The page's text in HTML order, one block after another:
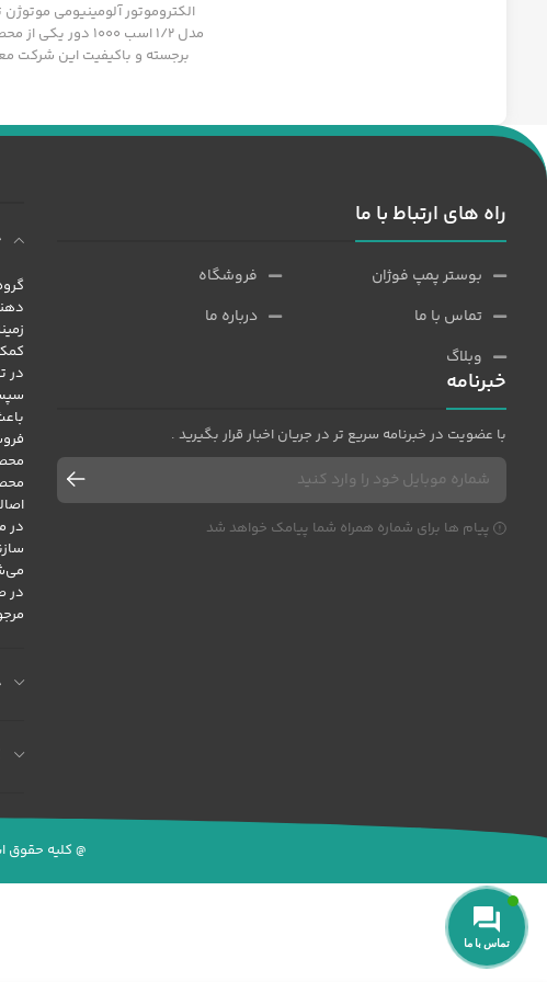
الکتروموتور آلومینیومی موتوژن
مدل 1/2 اسب 1000 دور یکی
برجسته و باکیفیت این شرکت
راه های ارتباط با ما
بوستر پمپ فوژان
تماس با ما
وبلاگ
فروشگاه
درباره ما
خبرنامه
با عضویت در خبرنامه سریع تر در جریان اخبار قرار بگیرید .
پیام ها برای شماره همراه شما پیامک خواهد شد
در
در
در
@ کلیه
تماس با ما